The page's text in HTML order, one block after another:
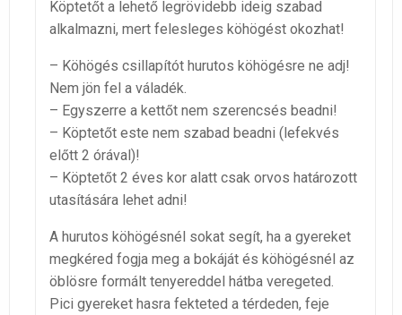
Köptetőt a lehető legrövidebb ideig szabad
alkalmazni, mert felesleges köhögést okozhat!
– Köhögés csillapítót hurutos köhögésre ne adj!
Nem jön fel a váladék.
– Egyszerre a kettőt nem szerencsés beadni!
– Köptetőt este nem szabad beadni (lefekvés
előtt 2 órával)!
– Köptetőt 2 éves kor alatt csak orvos határozott
utasítására lehet adni!
A hurutos köhögésnél sokat segít, ha a gyereket
megkéred fogja meg a bokáját és köhögésnél az
öblösre formált tenyereddel hátba veregeted.
Pici gyereket hasra fekteted a térdeden, feje